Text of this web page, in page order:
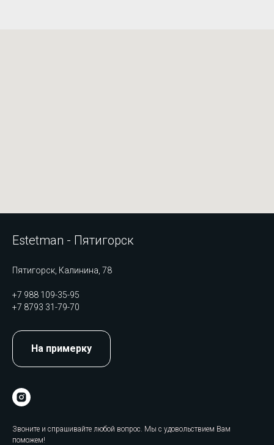
Estetman - Пятигорск
Пятигорск, Калинина, 78
+7 988 109-35-95
+7 8793 31-79-70
На примерку
Звоните и спрашивайте любой вопрос. Мы с удовольствием Вам
поможем!